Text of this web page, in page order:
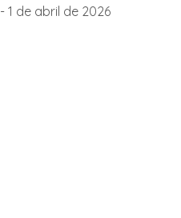
- 1 de abril de 2026